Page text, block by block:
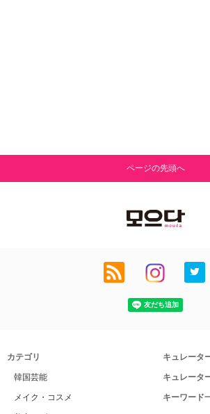
ページの先頭へ
カテゴリ
韓国芸能
メイク・コスメ
キュレータ
キュレータ
キーワード